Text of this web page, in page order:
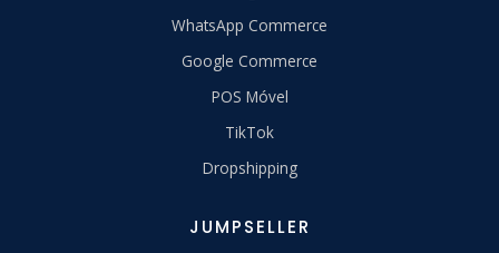
WhatsApp Commerce
Google Commerce
POS Móvel
TikTok
Dropshipping
JUMPSELLER